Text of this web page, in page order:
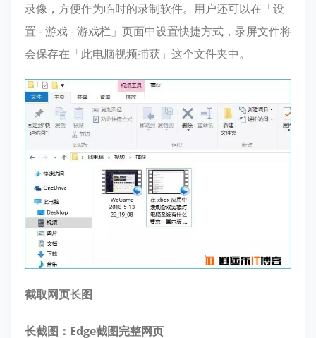
录像，方便作为临时的录制软件。用户还可以在「设
置 - 游戏 - 游戏栏」页面中设置快捷方式，录屏文件将
会保存在「此电脑视频捕获」这个文件夹中。
截取网页长图
长截图：Edge截图完整网页